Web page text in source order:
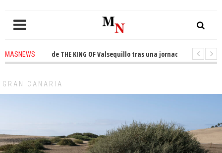
MASNEWS
de THE KING OF Valsequillo tras una jornada de baloncesto
GRAN CANARIA